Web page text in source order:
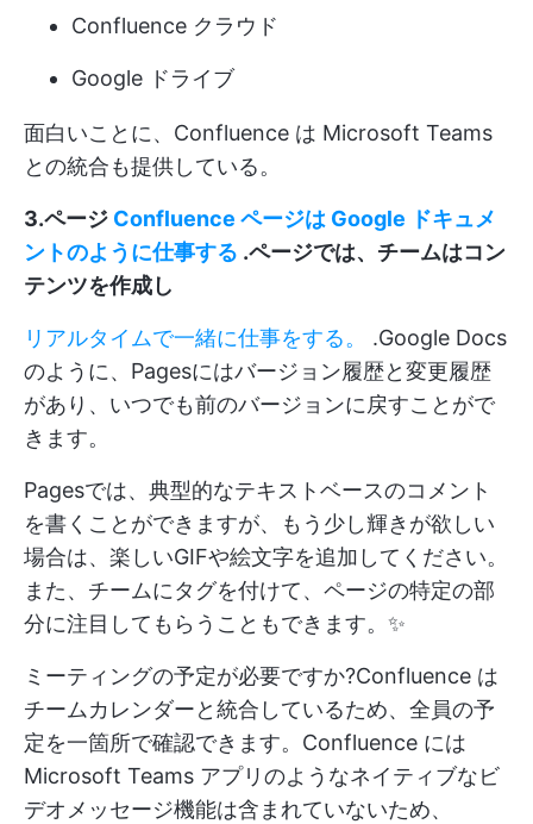
Confluence クラウド
Google ドライブ
面白いことに、Confluence は Microsoft Teams
との統合も提供している。
3.ページ Confluence ページは Google ドキュメ
ントのように仕事する .ページでは、チームはコン
テンツを作成し
リアルタイムで一緒に仕事をする。
.Google Docs
のように、Pagesにはバージョン履歴と変更履歴
があり、いつでも前のバージョンに戻すことがで
きます。
Pagesでは、典型的なテキストベースのコメント
を書くことができますが、もう少し輝きが欲しい
場合は、楽しいGIFや絵文字を追加してください。
また、チームにタグを付けて、ページの特定の部
分に注目してもらうこともできます。✨
ミーティングの予定が必要ですか?Confluence は
チームカレンダーと統合しているため、全員の予
定を一箇所で確認できます。Confluence には
Microsoft Teams アプリのようなネイティブなビ
デオメッセージ機能は含まれていないため、